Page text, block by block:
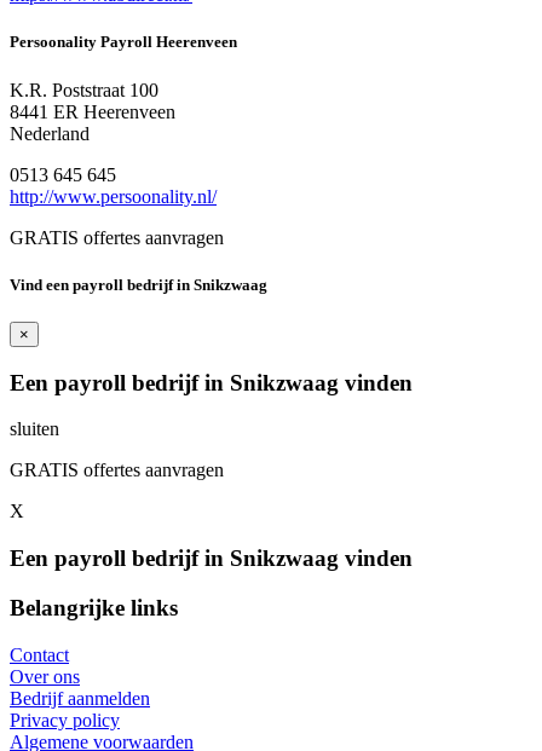
Persoonality Payroll Heerenveen
K.R. Poststraat 100
8441 ER Heerenveen
Nederland
0513 645 645
http://www.persoonality.nl/
GRATIS offertes aanvragen
Vind een payroll bedrijf in Snikzwaag
×
Een payroll bedrijf in Snikzwaag vinden
sluiten
GRATIS offertes aanvragen
X
Een payroll bedrijf in Snikzwaag vinden
Belangrijke links
Contact
Over ons
Bedrijf aanmelden
Privacy policy
Algemene voorwaarden